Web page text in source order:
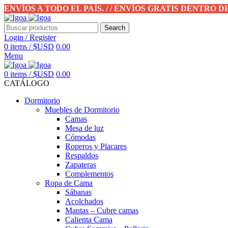
ENVÍOS A TODO EL PAÍS. / / ENVÍOS GRATIS DENTRO
Search
Login / Register
0 items / $USD 0.00
Menu
0 items / $USD 0.00
CATÁLOGO
Dormitorio
Muebles de Dormitorio
Camas
Mesa de luz
Cómodas
Roperos y Placares
Respaldos
Zapateras
Complementos
Ropa de Cama
Sábanas
Acolchados
Mantas – Cubre camas
Calienta Cama